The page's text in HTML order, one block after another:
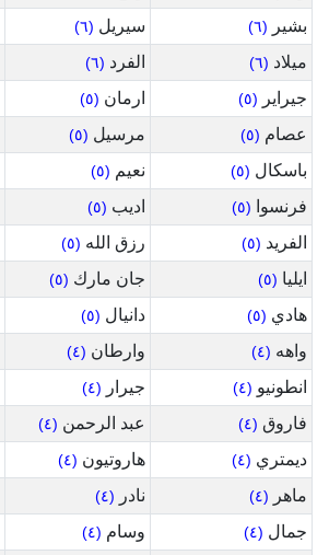
بشير (٦) سيريل (٦)
ميلاد (٦) الفرد (٦)
جيراير (٥) ارمان (٥)
عصام (٥) مرسيل (٥)
باسكال (٥) نعيم (٥)
فرنسوا (٥) اديب (٥)
الفريد (٥) رزق الله (٥)
ايليا (٥) جان مارك (٥)
هادي (٥) دانيال (٥)
واهه (٤) وارطان (٤)
انطونيو (٤) جيرار (٤)
فاروق (٤) عبد الرحمن (٤)
ديمتري (٤) هاروتيون (٤)
ماهر (٤) نادر (٤)
جمال (٤) وسام (٤)